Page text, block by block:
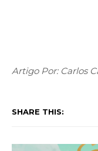
Artigo Por: Carlos
SHARE THIS: